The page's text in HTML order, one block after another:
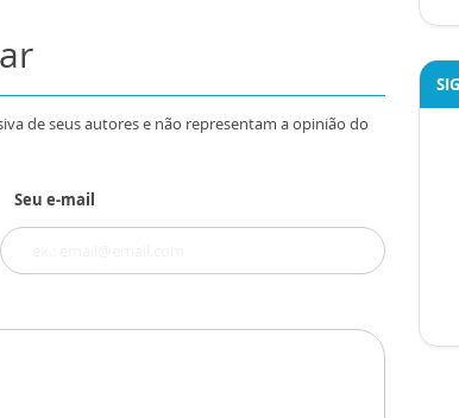
de seus autores e não representam a opinião do
Seu e-mail